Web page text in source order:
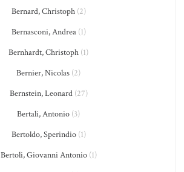
Bernard, Christoph(2)
Bernasconi, Andrea(1)
Bernhardt, Christoph (1)
Bernier, Nicolas (2)
Bernstein, Leonard(27)
Bertali, Antonio (3)
Bertoldo, Sperindio(1)
Bertoli, Giovanni Antonio(1)